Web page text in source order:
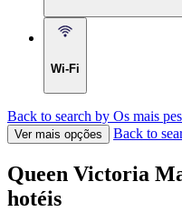
Wi-Fi
Back to search by Os mais
Ver mais opções Back to
Queen Victoria
hotéis